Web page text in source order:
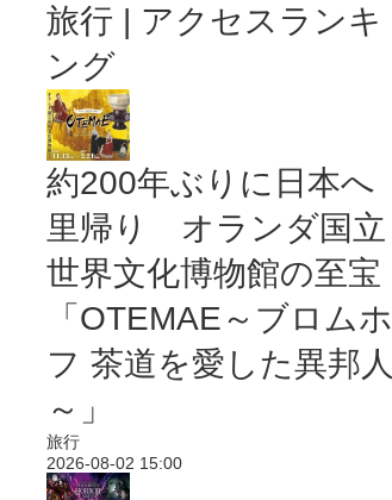
旅行 | アクセスランキ
ング
約200年ぶりに日本へ
里帰り オランダ国立
世界文化博物館の至宝
「OTEMAE～ブロムホ
フ 茶道を愛した異邦人
～」
旅行
2026-08-02 15:00